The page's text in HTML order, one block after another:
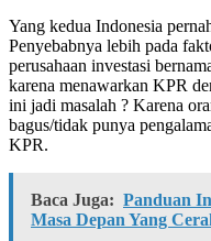
Yang kedua Indonesia
Penyebabnya lebih pada
perusahaan investasi
karena menawarkan KPR
ini jadi masalah ? Karena
bagus/tidak punya
KPR.
Baca Juga: Panduan
Masa Depan Yang